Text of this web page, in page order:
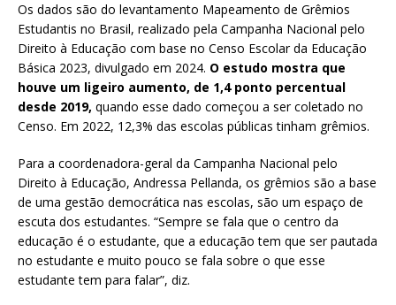
Os dados são do levantamento Mapeamento de Grêmios
Estudantis no Brasil, realizado pela Campanha Nacional pelo
Direito à Educação com base no Censo Escolar da Educação
Básica 2023, divulgado em 2024. O estudo mostra que
houve um ligeiro aumento, de 1,4 ponto percentual
desde 2019, quando esse dado começou a ser coletado no
Censo. Em 2022, 12,3% das escolas públicas tinham grêmios.
Para a coordenadora-geral da Campanha Nacional pelo
Direito à Educação, Andressa Pellanda, os grêmios são a base
de uma gestão democrática nas escolas, são um espaço de
escuta dos estudantes. “Sempre se fala que o centro da
educação é o estudante, que a educação tem que ser pautada
no estudante e muito pouco se fala sobre o que esse
estudante tem para falar”, diz.